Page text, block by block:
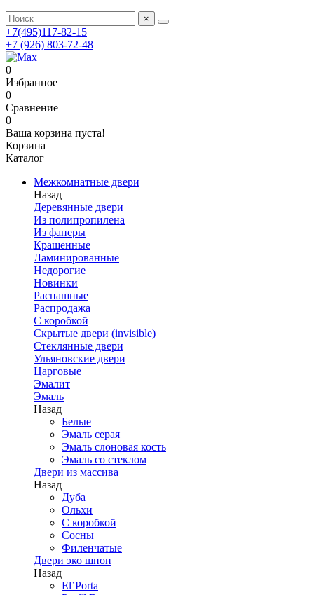
×
+7(495)117-82-15
+7 (926) 803-72-48
0
Избранное
0
Сравнение
0
Ваша корзина пуста!
Корзина
Каталог
Межкомнатные двери
Назад
Деревянные двери
Из полипропилена
Из фанеры
Крашенные
Ламинированные
Недорогие
Новинки
Распашные
Распродажа
С коробкой
Скрытые двери (invisible)
Стеклянные двери
Ульяновские двери
Царговые
Эмалит
Эмаль
Назад
Белые
Эмаль серая
Эмаль слоновая кость
Эмаль со стеклом
Двери из массива
Назад
Дуба
Ольхи
С коробкой
Сосны
Филенчатые
Двери эко шпон
Назад
El’Porta